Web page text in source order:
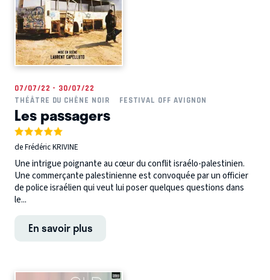
07/07/22 - 30/07/22
THÉÂTRE DU CHÊNE NOIR
FESTIVAL OFF AVIGNON
Les passagers
de Frédéric KRIVINE
Une intrigue poignante au cœur du conflit israélo-palestinien.
Une commerçante palestinienne est convoquée par un officier
de police israélien qui veut lui poser quelques questions dans
le...
En savoir plus